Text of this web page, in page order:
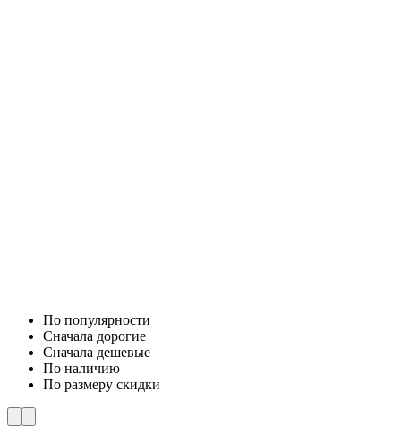
По популярности
Cначала дорогие
Cначала дешевые
По наличию
По размеру скидки